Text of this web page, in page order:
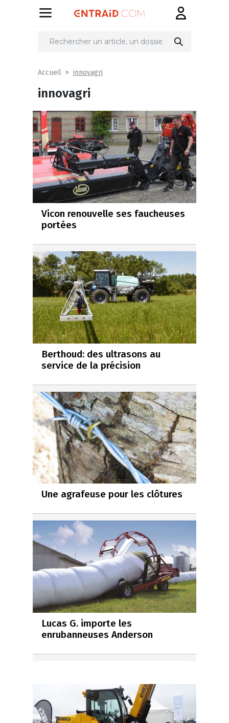
Accueil innovagri
innovagri
Vicon renouvelle ses faucheuses
portées
Berthoud: des ultrasons au
service de la précision
Une agrafeuse pour les clôtures
Lucas G. importe les
enrubanneuses Anderson